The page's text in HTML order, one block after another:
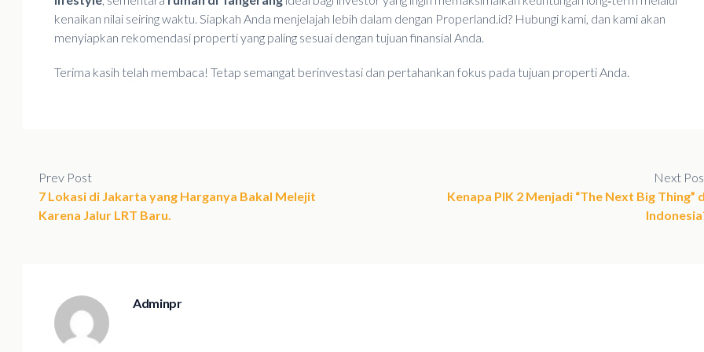
kenaikan nilai seiring waktu. Siapkah Anda menjelajah lebih dalam dengan Properland.id? Hubungi kami, dan kami akan
menyiapkan rekomendasi properti yang paling sesuai dengan tujuan finansial Anda.
Terima kasih telah membaca! Tetap semangat berinvestasi dan pertahankan fokus pada tujuan properti Anda.
Prev Post
7 Lokasi di Jakarta yang Harganya Bakal Melejit
Karena Jalur LRT Baru.
Next
Kenapa PIK 2 Menjadi “The Next Big Thing”
Adminpr